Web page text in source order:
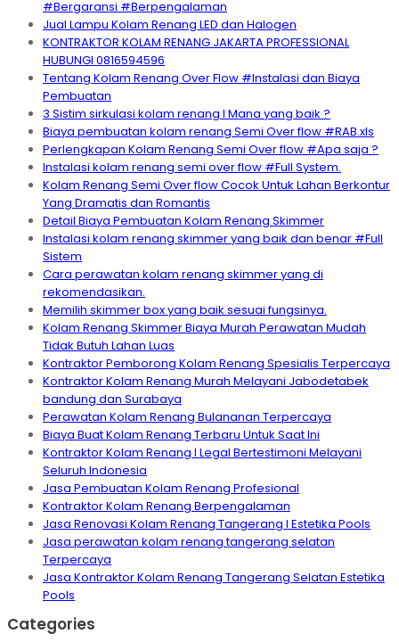
#Bergaransi #Berpengalaman
Jual Lampu Kolam Renang LED dan Halogen
KONTRAKTOR KOLAM RENANG JAKARTA PROFESSIONAL
HUBUNGI 0816594596
Tentang Kolam Renang Over Flow #Instalasi dan Biaya
Pembuatan
3 Sistim sirkulasi kolam renang I Mana yang baik ?
Biaya pembuatan kolam renang Semi Over flow #RAB.xls
Perlengkapan Kolam Renang Semi Over flow #Apa saja ?
Instalasi kolam renang semi over flow #Full System.
Kolam Renang Semi Over flow Cocok Untuk Lahan Berkontur
Yang Dramatis dan Romantis
Detail Biaya Pembuatan Kolam Renang Skimmer
Instalasi kolam renang skimmer yang baik dan benar #Full
Sistem
Cara perawatan kolam renang skimmer yang di
rekomendasikan.
Memilih skimmer box yang baik sesuai fungsinya.
Kolam Renang Skimmer Biaya Murah Perawatan Mudah
Tidak Butuh Lahan Luas
Kontraktor Pemborong Kolam Renang Spesialis Terpercaya
Kontraktor Kolam Renang Murah Melayani Jabodetabek
bandung dan Surabaya
Perawatan Kolam Renang Bulananan Terpercaya
Biaya Buat Kolam Renang Terbaru Untuk Saat Ini
Kontraktor Kolam Renang I Legal Bertestimoni Melayani
Seluruh Indonesia
Jasa Pembuatan Kolam Renang Profesional
Kontraktor Kolam Renang Berpengalaman
Jasa Renovasi Kolam Renang Tangerang I Estetika Pools
Jasa perawatan kolam renang tangerang selatan
Terpercaya
Jasa Kontraktor Kolam Renang Tangerang Selatan Estetika
Pools
Categories